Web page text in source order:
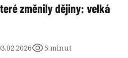
změnily dějiny: velká
5 minut